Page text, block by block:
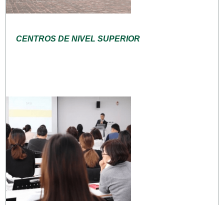
CENTROS DE NIVEL SUPERIOR